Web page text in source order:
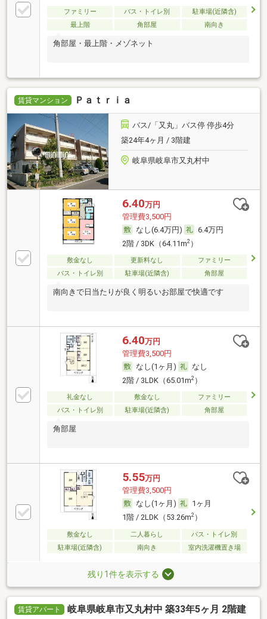
ファミリー バス・トイレ別
駐車場(近隣含)
最上階
角部屋 南向き
角部屋・最上階・メゾネット
賃貸マンション Ｐａｔｒｉａ
バス/「又丸」バス停 停歩4分
築24年4ヶ月 / 3階建
岐阜県岐阜市又丸村中
6.40万円
管理費3,500円
なし(6.4万円)
6.4万円
2階 / 3DK（64.11m2）
敷金なし 更新料なし
ファミリー
バス・トイレ別
駐車場(近隣含) 角部屋
南向きで日当たりが良く明るいお部屋で快適です
6.40万円
管理費3,500円
なし(1ヶ月)
なし
2階 / 3LDK（65.01m2）
礼金なし 敷金なし
ファミリー
バス・トイレ別
駐車場(近隣含) 角部屋
角部屋
5.55万円
管理費3,500円
なし(1ヶ月)
1ヶ月
1階 / 2LDK（53.26m2）
敷金なし 二人暮らし
バス・トイレ別
駐車場(近隣含)
南向き 室内洗濯機置き場
残り1件を表示する
賃貸アパート 岐阜県岐阜市又丸村中 築33年5ヶ月 2階建